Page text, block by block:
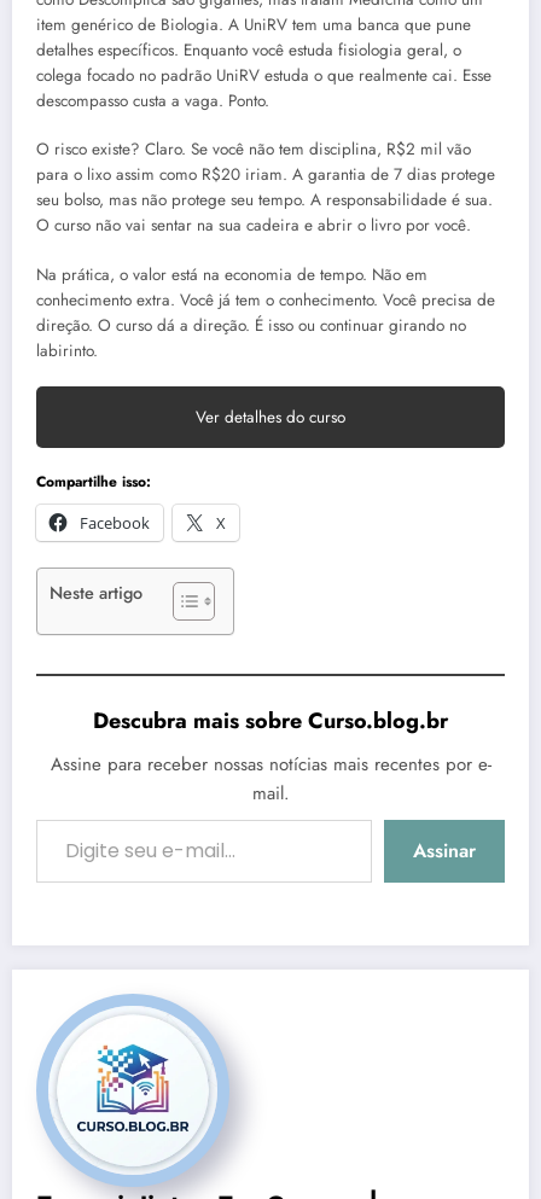
item genérico de Biologia. A UniRV tem uma banca que pune
detalhes específicos. Enquanto você estuda fisiologia geral, o
colega focado no padrão UniRV estuda o que realmente cai. Esse
descompasso custa a vaga. Ponto.
O risco existe? Claro. Se você não tem disciplina, R$2 mil vão
para o lixo assim como R$20 iriam. A garantia de 7 dias protege
seu bolso, mas não protege seu tempo. A responsabilidade é sua.
O curso não vai sentar na sua cadeira e abrir o livro por você.
Na prática, o valor está na economia de tempo. Não em
conhecimento extra. Você já tem o conhecimento. Você precisa de
direção. O curso dá a direção. É isso ou continuar girando no
labirinto.
Ver detalhes do curso
Compartilhe isso:
Facebook
X
Neste artigo
Descubra mais sobre Curso.blog.br
Assine para receber nossas notícias mais recentes por e-
mail.
Digite seu e-mail…
Assinar